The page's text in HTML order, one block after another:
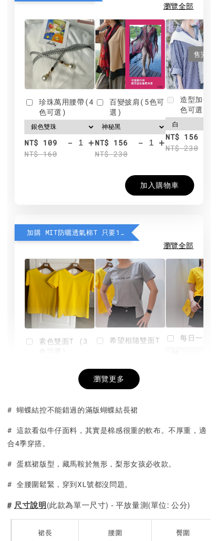
瀏覽全部
珍珠萬用腰帶(4
色可選)
NT$ 109
NT$ 160
- +
百變披肩(5色可
選)
NT$ 156
NT$ 230
- +
售完
造型加分
色可選)
NT$ 156
NT$ 230
加入購物車
加購 MIT防曬透氣棉T 只要190元
瀏覽全部
素色雙面T (3
+
希望相隨雙面T
NT$ 190
-
每日一笑
瀏覽更多
# 蝴蝶結控不能錯過的滿版蝴蝶結長裙
# 這款看似牛仔面料，其實是棉感很重的軟布。不厚重，適
合4季穿搭。
# 蛋糕裙版型，藏馬鞍於無形，梨形女孩必收款。
# 全腰圍鬆緊，穿到XL號都沒問題。
# 尺寸說明(此款為單一尺寸) - 平放量測(單位: 公分)
裙長 腰圍 臀圍